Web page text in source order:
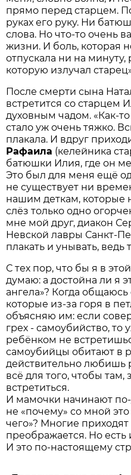
прямо перед старцем.
руках его руку. Ни
слова. Но что-то очень
жизни. И боль, которая
отпускала ни на
которую излучал
После смерти сына
встретится со старцем
духовным чадом. «Как-
стало уж очень тяжко.
плакала. И вдруг
Рафаила (келейника
батюшки Илия, где он
Это был для меня ещё
не существует ни
нашим деткам, которые
слёз только одно
мне мой друг, диакон
Невской лавры Санкт-
плакать и унывать, ведь
С тех пор, что бы я в
думаю: а достойна ли я
ангела»? Когда
которые из-за горя в
объясняю им: если
грех - самоубийство, то
ребёнком не
самоубийцы обитают в
действительно любишь
всё для того, чтобы там,
встретиться.
И мамочки начинают
не «почему» со мной
чего»? Многие
преображается. Но есть
И это по-настоящему